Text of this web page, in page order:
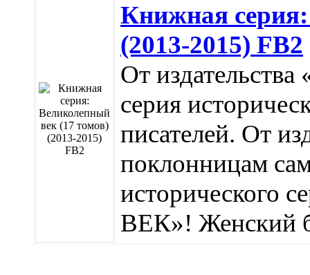
Книжная
(2013-2015) FB2
От
серия
писателей. От
поклонницам
ВЕК»! Женский